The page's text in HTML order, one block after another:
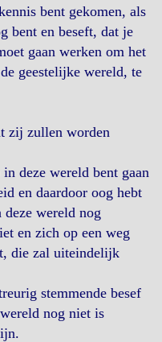
bent gekomen, als
bent en beseft, dat je
gaan werken om het
geestelijke wereld, te
zij zullen worden
deze wereld bent gaan
en daardoor oog hebt
wereld nog
en zich op een weg
die zal uiteindelijk
stemmende besef
nog niet is